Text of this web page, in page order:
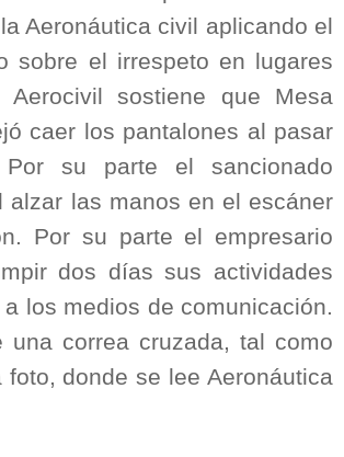
Aeronáutica civil aplicando el
sobre el irrespeto en lugares
Aerocivil sostiene que Mesa
caer los pantalones al pasar
su parte el sancionado
alzar las manos en el escáner
Por su parte el empresario
dos días sus actividades
los medios de comunicación.
una correa cruzada, tal como
foto, donde se lee Aeronáutica